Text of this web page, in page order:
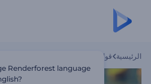
الرئيسية قوالب
Renderforest language